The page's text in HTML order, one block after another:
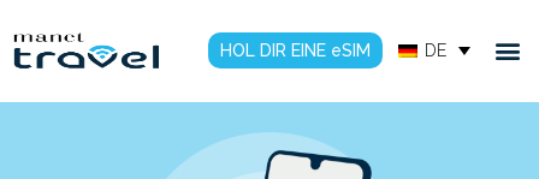
HOL DIR EINE eSIM DE